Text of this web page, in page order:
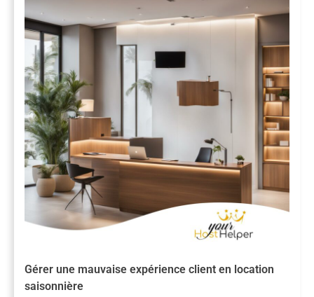
Gérer une mauvaise expérience client en location
saisonnière